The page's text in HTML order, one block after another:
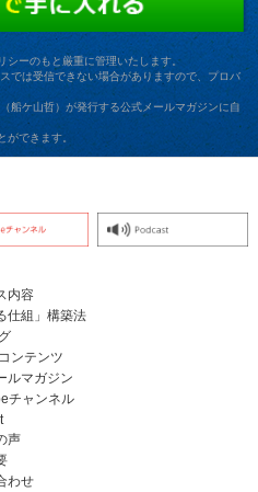
ーのもと厳重に管理いたします。
では受信できない場合がありますので、プロバ
船ケ山哲）が発行する公式メールマガジンに自
できます。
内容
仕組」構築法
ンテンツ
ルマガジン
チャンネル
声
わせ